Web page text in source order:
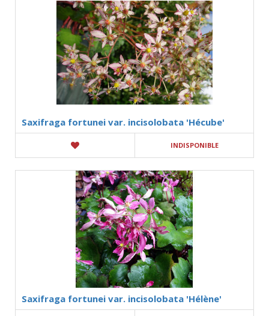
Saxifraga fortunei var. incisolobata 'Hécube'
INDISPONIBLE
Saxifraga fortunei var. incisolobata 'Hélène'